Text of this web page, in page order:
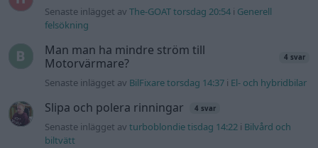
Senaste inlägget avThe-GOAT torsdag 20:54 i Generell
felsökning
Man man ha mindre ström till
Motorvärmare?
4 svar
Senaste inlägget av BilFixare torsdag 14:37 i El- och hybridbilar
Slipa och polera rinningar 4 svar
Senaste inlägget avturboblondie tisdag 14:22 i Bilvård och
biltvätt